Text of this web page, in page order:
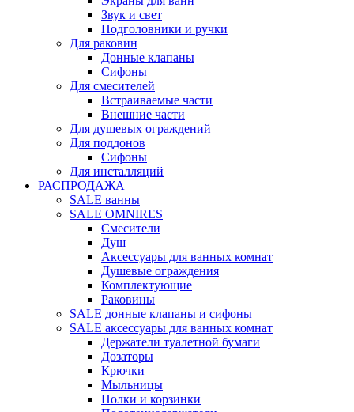
Звук и свет
Подголовники и ручки
Для раковин
Донные клапаны
Сифоны
Для смесителей
Встраиваемые части
Внешние части
Для душевых ограждений
Для поддонов
Сифоны
Для инсталляций
РАСПРОДАЖА
SALE ванны
SALE OMNIRES
Смесители
Душ
Аксессуары для ванных комнат
Душевые ограждения
Комплектующие
Раковины
SALE донные клапаны и сифоны
SALE аксессуары для ванных комнат
Держатели туалетной бумаги
Дозаторы
Крючки
Мыльницы
Полки и корзинки